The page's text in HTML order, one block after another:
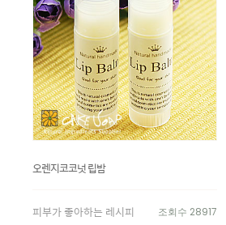
오렌지코코넛 립밤
피부가 좋아하는 레시피 조회수 28917